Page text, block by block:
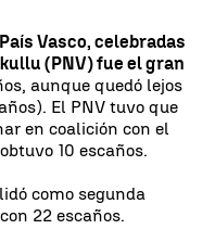
Vasco, celebradas
(PNV) fue el gran
aunque quedó lejos
El PNV tuvo que
en coalición con el
10 escaños.
como segunda
22 escaños.